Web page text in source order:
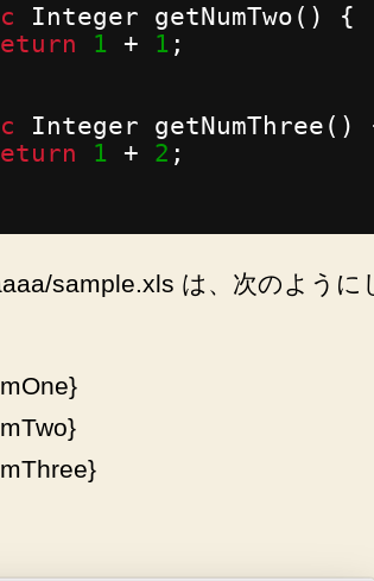
Integer getNumTwo() {
1 + 1 ;
Integer getNumThree()
1 + 2 ;
sample.xls は、次のように